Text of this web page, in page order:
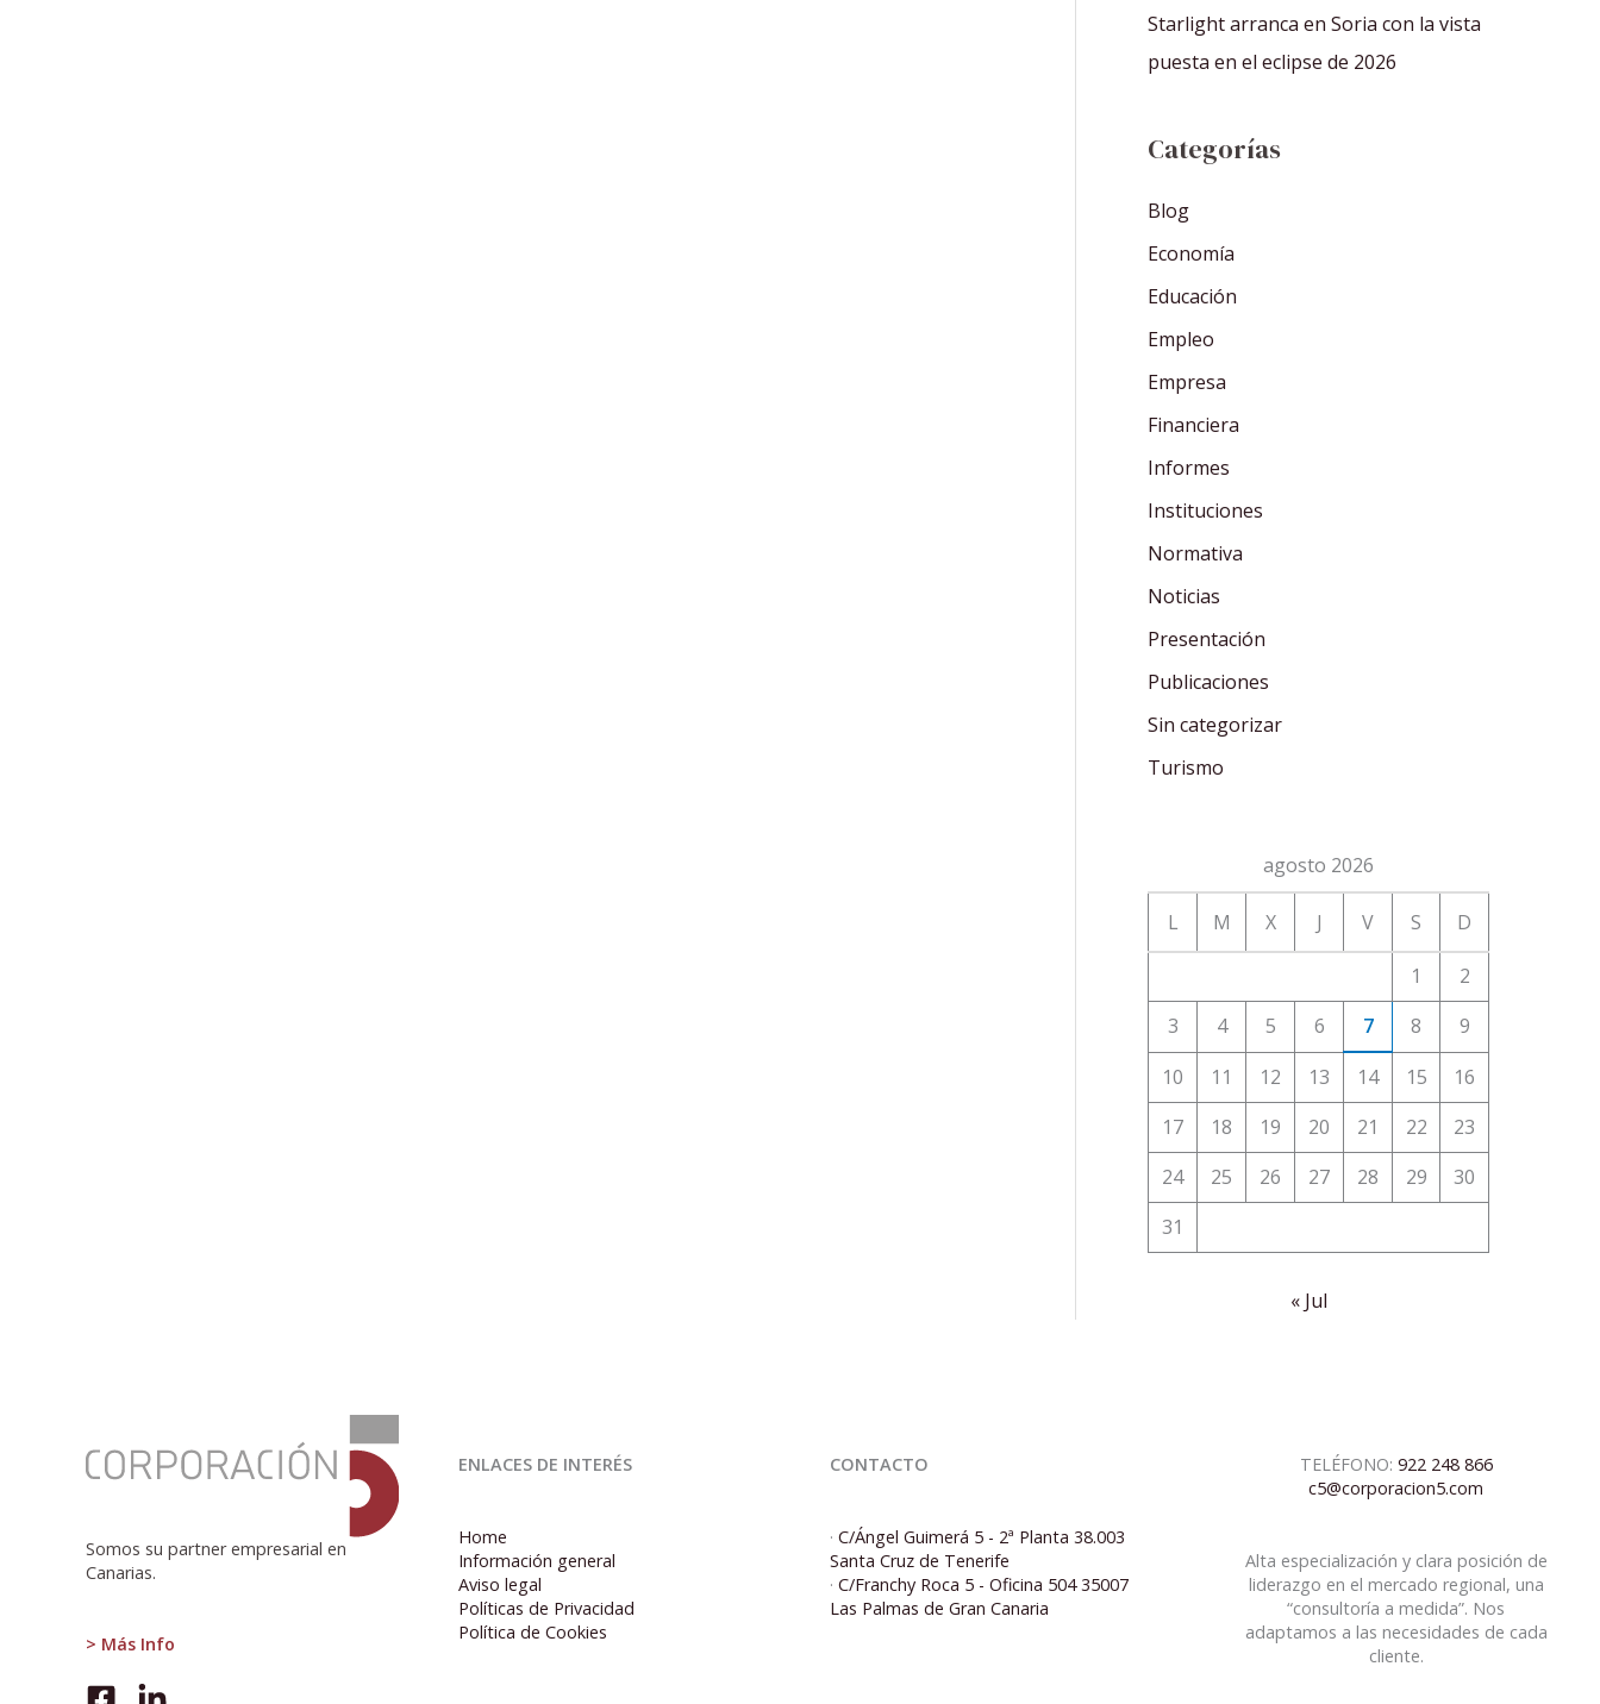
Starlight arranca en Soria con la vista
puesta en el eclipse de 2026
Categorías
Blog
Economía
Educación
Empleo
Empresa
Financiera
Informes
Instituciones
Normativa
Noticias
Presentación
Publicaciones
Sin categorizar
Turismo
agosto 2026
L M X J V S D
1
2
3
4 5 6 7 8
9
10
11 12 13 14 15
16
17
18 19 20 21 22
23
24
25 26 27 28 29
30
31
« Jul
Somos su partner empresarial en
Canarias.
> Más Info
¿Por
qué
naciones?
ENLACES DE INTERÉS
Home
Información general
Aviso legal
Políticas de Privacidad
Política de Cookies
CONTACTO
· C/Ángel Guimerá 5 - 2ª Planta 38.003
Santa Cruz de Tenerife
· C/Franchy Roca 5 - Oficina 504 35007
Las Palmas de Gran Canaria
TELÉFONO: 922 248 866
c5@corporacion5.com
Alta especialización y clara posición de
liderazgo en el mercado regional, una
“consultoría a medida”. Nos
adaptamos a las necesidades de cada
cliente.